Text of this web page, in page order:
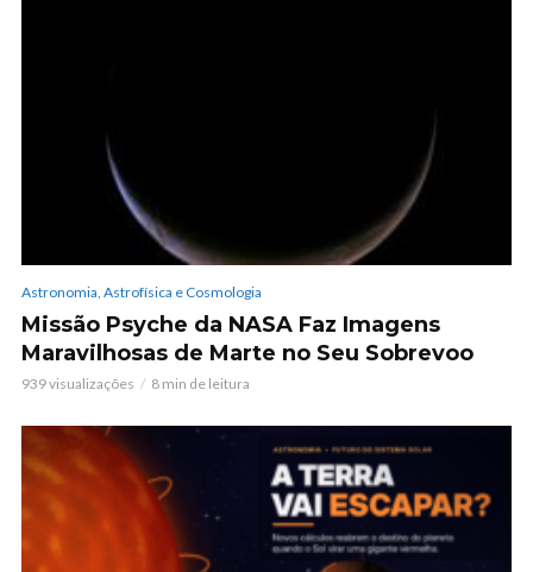
Astronomia, Astrofísica e Cosmologia
Missão Psyche da NASA Faz Imagens
Maravilhosas de Marte no Seu Sobrevoo
939 visualizações 8 min de leitura